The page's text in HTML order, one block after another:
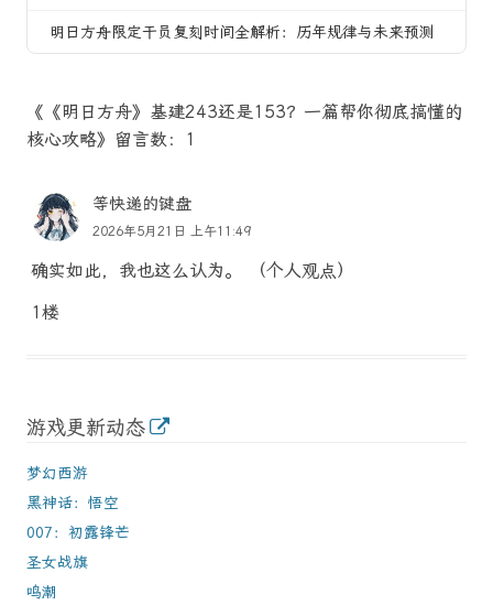
明日方舟限定干员复刻时间全解析：历年规律与未来预测
《《明日方舟》基建243还是153？一篇帮你彻底搞懂的
核心攻略》留言数：1
等快递的键盘
2026年5月21日 上午11:49
确实如此，我也这么认为。 （个人观点）
1楼
游戏更新动态
梦幻西游
黑神话：悟空
007：初露锋芒
圣女战旗
鸣潮